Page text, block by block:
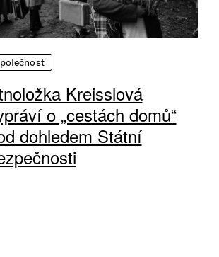
Kreisslová
o „cestách domů“
dohledem Státní